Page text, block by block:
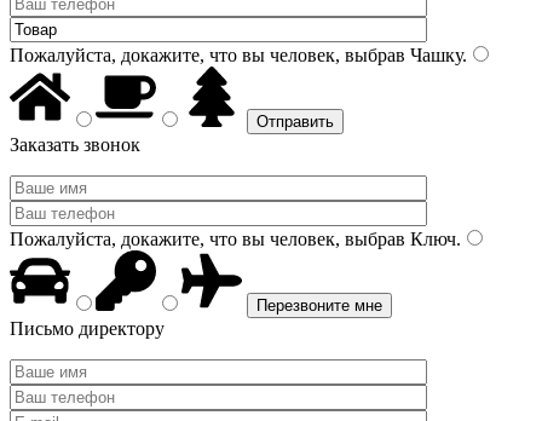
Пожалуйста, докажите, что вы человек, выбрав Чашку.
Заказать звонок
Пожалуйста, докажите, что вы человек, выбрав Ключ.
Письмо директору